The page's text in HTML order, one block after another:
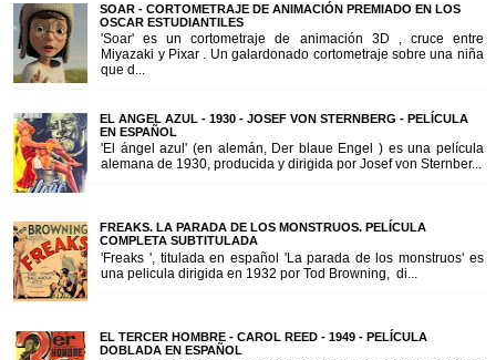
SOAR - CORTOMETRAJE DE ANIMACIÓN PREMIADO EN LOS
OSCAR ESTUDIANTILES
'Soar' es un cortometraje de animación 3D , cruce entre
Miyazaki y Pixar . Un galardonado cortometraje sobre una niña
que d...
EL ANGEL AZUL - 1930 - JOSEF VON STERNBERG - PELÍCULA
EN ESPAÑOL
'El ángel azul' (en alemán, Der blaue Engel ) es una película
alemana de 1930, producida y dirigida por Josef von Sternber...
FREAKS. LA PARADA DE LOS MONSTRUOS. PELÍCULA
COMPLETA SUBTITULADA
'Freaks ', titulada en español 'La parada de los monstruos' es
una pelicula dirigida en 1932 por Tod Browning, di...
EL TERCER HOMBRE - CAROL REED - 1949 - PELÍCULA
DOBLADA EN ESPAÑOL